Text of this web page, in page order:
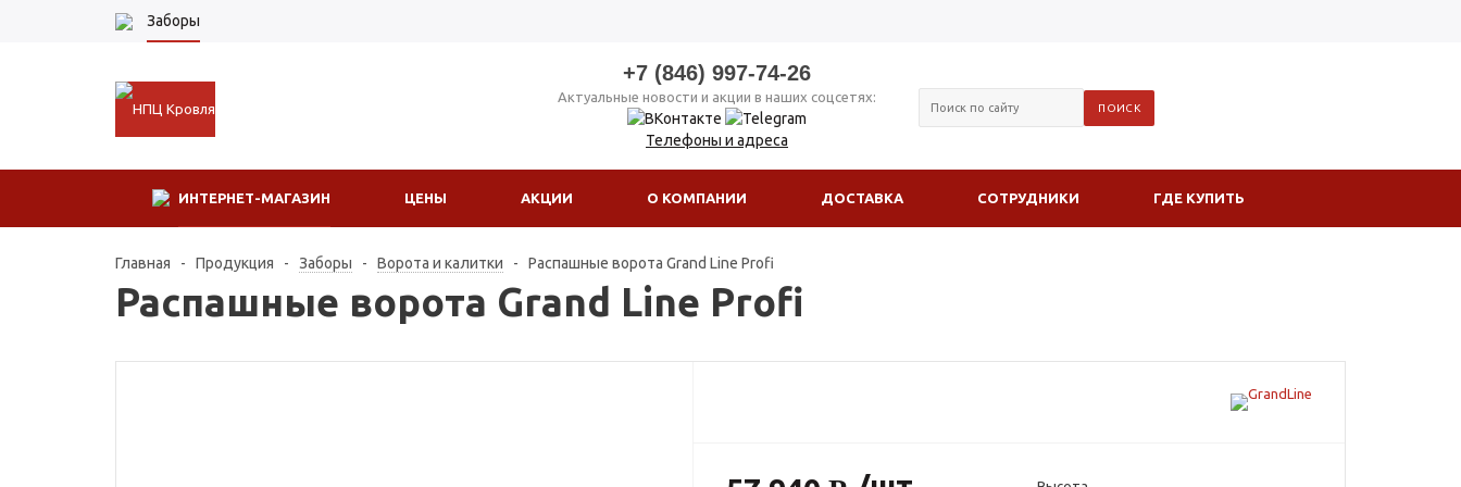
Заборы
+7 (846) 997-74-26
Актуальные новости и акции в наших соцсетях:
Телефоны и адреса
ИНТЕРНЕТ-МАГАЗИН ЦЕНЫ АКЦИИ О КОМПАНИИ ДОСТАВКА СОТРУДНИКИ ГДЕ КУПИТЬ
Главная - Продукция - Заборы - Ворота и калитки - Распашные ворота Grand Line Profi
Распашные ворота Grand Line Profi